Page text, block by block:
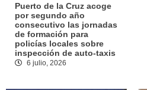
Puerto de la Cruz acoge
por segundo año
consecutivo las jornadas
de formación para
policías locales sobre
inspección de auto-taxis
6 julio, 2026